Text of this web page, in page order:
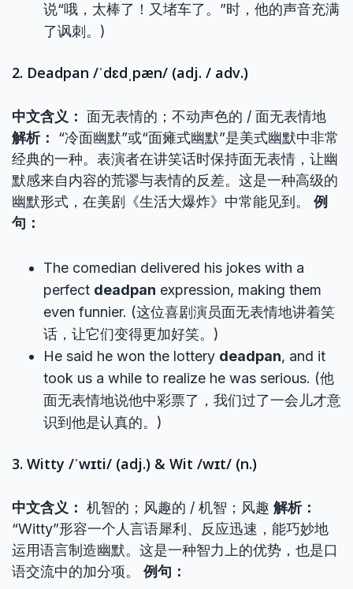
说“哦，太棒了！又堵车了。”时，他的声音充满
了讽刺。)
2. Deadpan /ˈdɛdˌpæn/ (adj. / adv.)
中文含义： 面无表情的；不动声色的 / 面无表情地
解析：
“冷面幽默”或“面瘫式幽默”是美式幽默中非常
经典的一种。表演者在讲笑话时保持面无表情，让幽
默感来自内容的荒谬与表情的反差。这是一种高级的
幽默形式，在美剧《生活大爆炸》中常能见到。 例
句：
The comedian delivered his jokes with a
perfect deadpan expression, making them
even funnier. (这位喜剧演员面无表情地讲着笑
话，让它们变得更加好笑。)
He said he won the lottery deadpan, and it
took us a while to realize he was serious. (他
面无表情地说他中彩票了，我们过了一会儿才意
识到他是认真的。)
3. Witty /ˈwɪti/ (adj.) & Wit /wɪt/ (n.)
中文含义： 机智的；风趣的 / 机智；风趣 解析：
“Witty”形容一个人言语犀利、反应迅速，能巧妙地
运用语言制造幽默。这是一种智力上的优势，也是口
语交流中的加分项。 例句：